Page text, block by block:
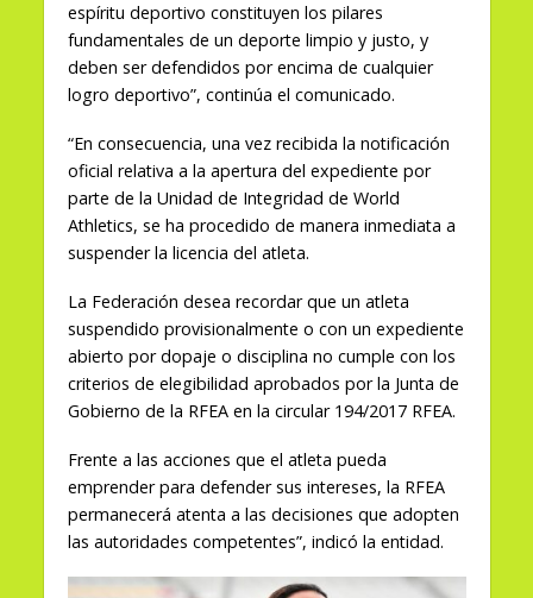
espíritu deportivo constituyen los pilares
fundamentales de un deporte limpio y justo, y
deben ser defendidos por encima de cualquier
logro deportivo”, continúa el comunicado.
“En consecuencia, una vez recibida la notificación
oficial relativa a la apertura del expediente por
parte de la Unidad de Integridad de World
Athletics, se ha procedido de manera inmediata a
suspender la licencia del atleta.
La Federación desea recordar que un atleta
suspendido provisionalmente o con un expediente
abierto por dopaje o disciplina no cumple con los
criterios de elegibilidad aprobados por la Junta de
Gobierno de la RFEA en la circular 194/2017 RFEA.
Frente a las acciones que el atleta pueda
emprender para defender sus intereses, la RFEA
permanecerá atenta a las decisiones que adopten
las autoridades competentes”, indicó la entidad.